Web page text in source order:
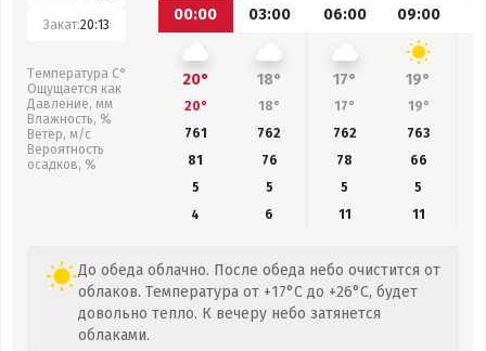
Закат:20:13
Температура С°
Ощущается как
Давление, мм
Влажность, %
Ветер, м/с
Вероятность
осадков, %
00:00
03:00 06:00 09:00
20° 18° 17° 19°
20° 18° 17° 19°
761
762 762 763
81
76 78
66
5
5 5
5
4
6 11 11
До обеда облачно. После обеда небо очистится от
облаков. Температура от +17°C до +26°C, будет
довольно тепло. К вечеру небо затянется
облаками.